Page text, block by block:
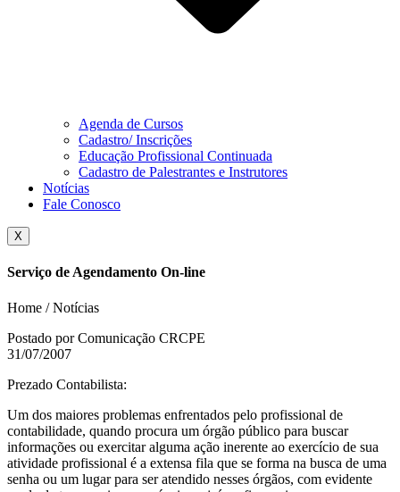
Agenda de Cursos
Cadastro/ Inscrições
Educação Profissional Continuada
Cadastro de Palestrantes e Instrutores
Notícias
Fale Conosco
X
Serviço de Agendamento On-line
Home / Notícias
Postado por Comunicação CRCPE
31/07/2007
Prezado Contabilista:
Um dos maiores problemas enfrentados pelo profissional de
contabilidade, quando procura um órgão público para buscar
informações ou exercitar alguma ação inerente ao exercício de sua
atividade profissional é a extensa fila que se forma na busca de uma
senha ou um lugar para ser atendido nesses órgãos, com evidente